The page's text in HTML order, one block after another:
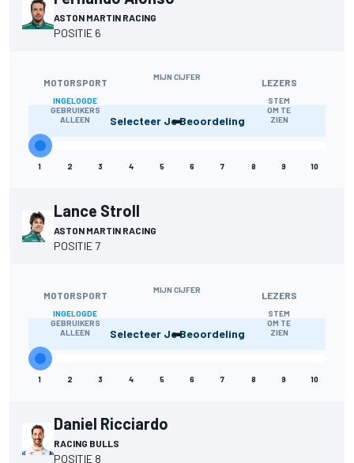
ASTON MARTIN RACING
POSITIE 6
MOTORSPORT
INGELOGDE
GEBRUIKERS
ALLEEN
MIJN CIJFER
-
LEZERS
STEM
OM TE
ZIEN
Selecteer Je Beoordeling
1 2 3 4 5 6 7 8 9 10
Lance Stroll
ASTON MARTIN RACING
POSITIE 7
MOTORSPORT
INGELOGDE
GEBRUIKERS
ALLEEN
MIJN CIJFER
-
LEZERS
STEM
OM TE
ZIEN
Selecteer Je Beoordeling
1 2 3 4 5 6 7 8 9 10
Daniel Ricciardo
RACING BULLS
POSITIE 8